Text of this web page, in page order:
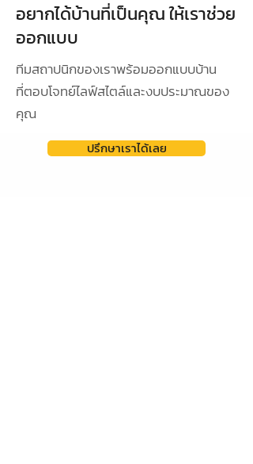
อยากได้บ้านที่เป็นคุณ ให้เราช่วย
ออกแบบ
ทีมสถาปนิกของเราพร้อมออกแบบบ้าน
ที่ตอบโจทย์ไลฟ์สไตล์และงบประมาณของ
คุณ
ปรึกษาเราได้เลย